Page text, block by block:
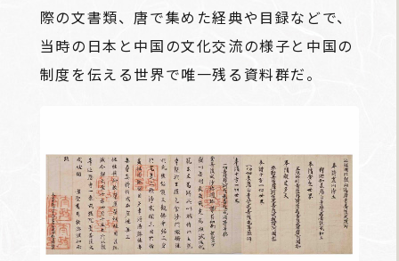
際の文書類、唐で集めた経典や目録などで、
当時の日本と中国の文化交流の様子と中国の
制度を伝える世界で唯一残る資料群だ。